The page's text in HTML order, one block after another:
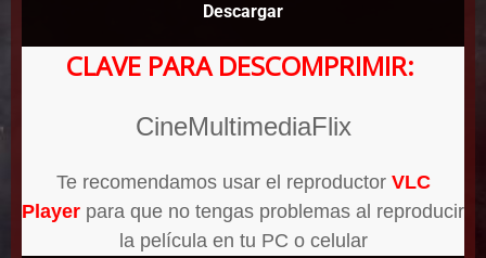
Descargar
CLAVE PARA DESCOMPRIMIR:
CineMultimediaFlix
Te recomendamos usar el reproductor VLC
Player para que no tengas problemas al reproducir
la película en tu PC o celular